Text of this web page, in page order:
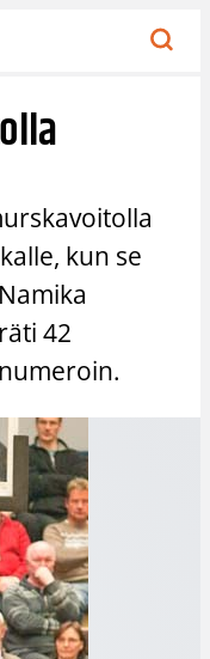
kun se
42